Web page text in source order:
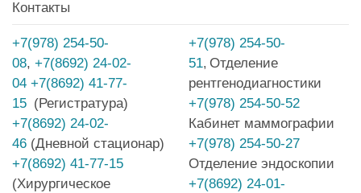
Контакты
+7(978) 254-50-
08, +7(8692) 24-02-
04 +7(8692) 41-77-
15 (Регистратура)
+7(8692) 24-02-
46 (Дневной стационар)
+7(8692) 41-77-15
(Хирургическое
+7(978) 254-50-
51, Отделение
рентгенодиагностики
+7(978) 254-50-52
Кабинет маммографии
+7(978) 254-50-27
Отделение эндоскопии
+7(8692) 24-01-